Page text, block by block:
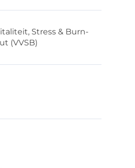
Stress & Burn-
(VVSB)